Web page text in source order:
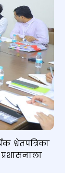
श्वेतपत्रिका